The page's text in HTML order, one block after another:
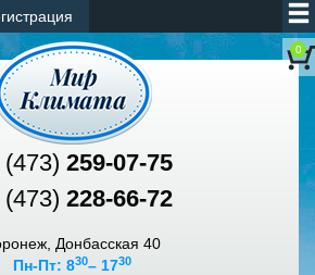
0
(473) 259-07-75
(473) 228-66-72
Донбасская 40
Пн-Пт: 830– 1730